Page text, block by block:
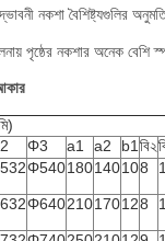
নকশা বৈশিষ্ট্যগুলির
পৃষ্ঠের নকশার অনেক বেশি
Φ3 a1 a2 b1বি২
Φ540180140108
Φ640210170128